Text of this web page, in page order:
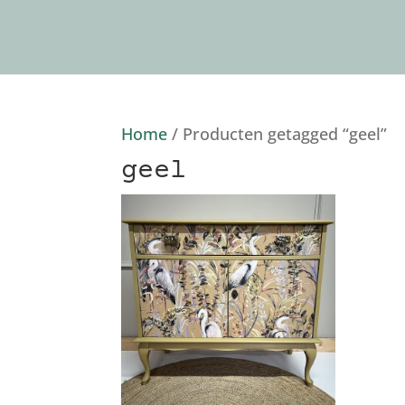
Home / Producten getagged “geel”
geel